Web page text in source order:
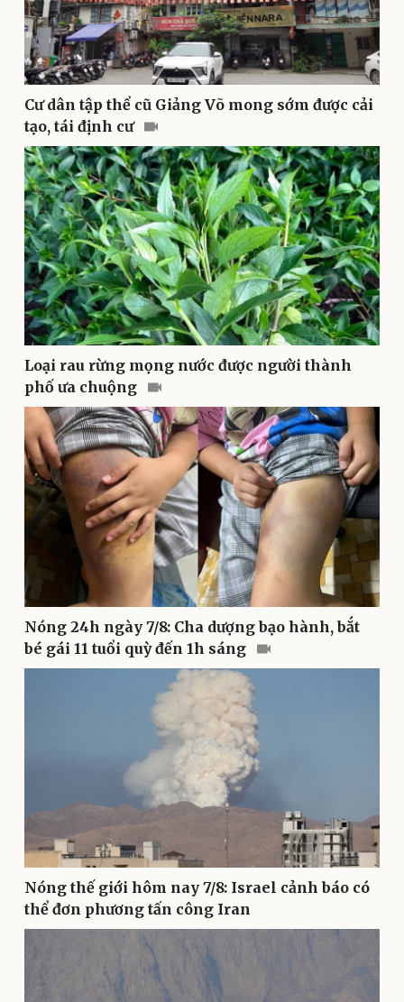
Doanh nghiệp
Thông tin doanh nghiệp
Doanh nghiệp 24h
Doanh nhân
Vì cộng đồng
Công nghệ
Sành điệu
Tin Công nghệ
Chuyển đổi số
Sức khỏe
Dinh dưỡng - món ngon
Cây thuốc
Sản phụ khoa
Nhi khoa
Nam khoa
Làm đẹp - giảm cân
Phòng mạch online
Ăn sạch sống khỏe
Đời sống
Nhà đẹp
Blog
Tình yêu - Gia đình
Văn hóa
Sân khấu - Điện ảnh
Văn học
Âm nhạc
Di sản
Nghệ sĩ
Thời trang
Sao Việt
Cư dân tập thể cũ Giảng Võ mong sớm được cải
tạo, tái định cư
Loại rau rừng mọng nước được người thành
phố ưa chuộng
Nóng 24h ngày 7/8: Cha dượng bạo hành, bắt
bé gái 11 tuổi quỳ đến 1h sáng
Nóng thế giới hôm nay 7/8: Israel cảnh báo có
thể đơn phương tấn công Iran